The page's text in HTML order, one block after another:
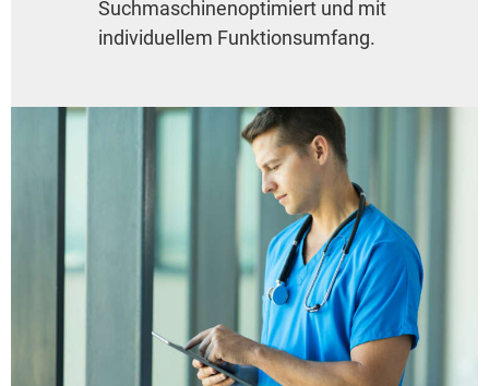
Suchmaschinenoptimiert und mit
individuellem Funktionsumfang.